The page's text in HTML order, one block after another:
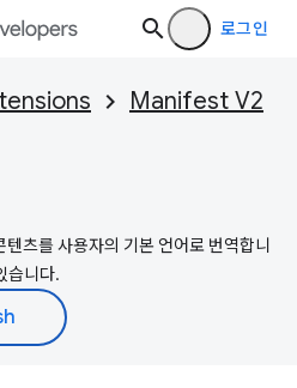
로그인
Manifest V2
츠를 사용자의 기본 언어로 번역합니
습니다.